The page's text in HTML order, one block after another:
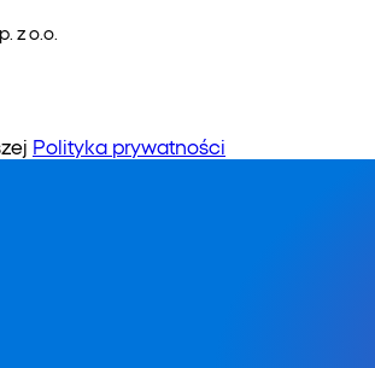
z o.o.
Polityka prywatności